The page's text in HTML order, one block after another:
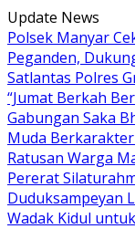
Langsung
ke
konten
Update News
Polsek Manyar
Peganden,
Satlantas Polres
“Jumat Berkah
Gabungan Saka
Muda
Ratusan Warga
Pererat
Duduksampeyan
Wadak Kidul